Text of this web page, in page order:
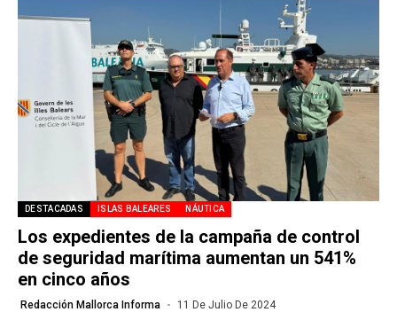
DESTACADAS ISLAS BALEARES NÁUTICA
Los expedientes de la campaña de control
de seguridad marítima aumentan un 541%
en cinco años
Redacción Mallorca Informa 11 De Julio De 2024